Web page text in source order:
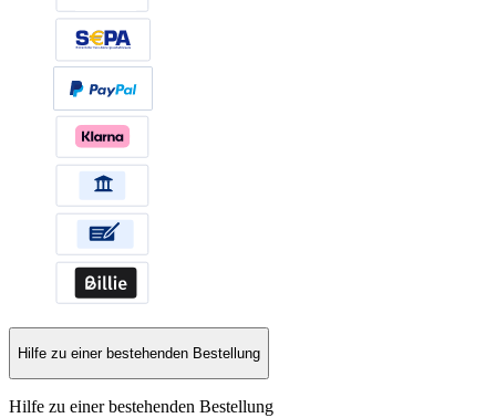
Hilfe zu einer bestehenden Bestellung
Hilfe zu einer bestehenden Bestellung